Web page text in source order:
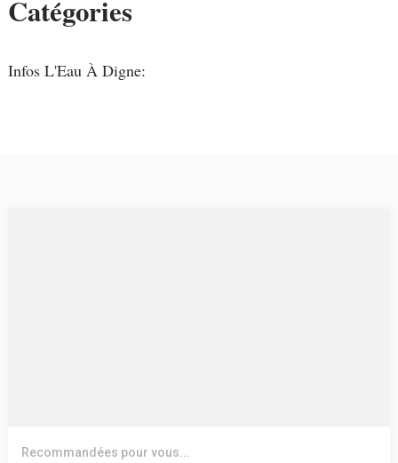
Catégories
Infos L'Eau À Digne:
Recommandées pour vous...